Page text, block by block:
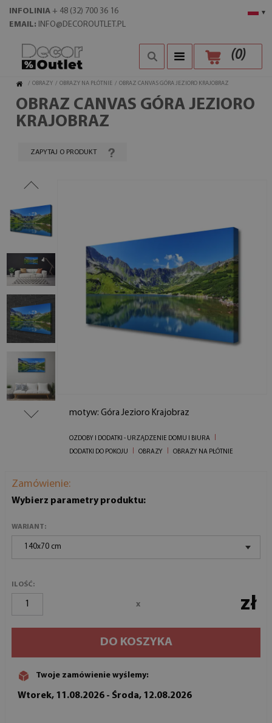
▾
INFOLINIA + 48 (32) 700 36 16
EMAIL: INFO@DECOROUTLET.PL
(0)
/ OBRAZY / OBRAZY NA PŁÓTNIE / OBRAZ CANVAS GÓRA JEZIORO KRAJOBRAZ
OBRAZ CANVAS GÓRA JEZIORO
KRAJOBRAZ
ZAPYTAJ O PRODUKT
motyw: Góra Jezioro Krajobraz
OZDOBY I DODATKI - URZĄDZENIE DOMU I BIURA
DODATKI DO POKOJU
OBRAZY OBRAZY NA PŁÓTNIE
Zamówienie:
Wybierz parametry produktu:
WARIANT:
140x70 cm
ILOŚĆ:
x zł
DO KOSZYKA
Twoje zamówienie wyślemy:
Wtorek, 11.08.2026 - Środa, 12.08.2026